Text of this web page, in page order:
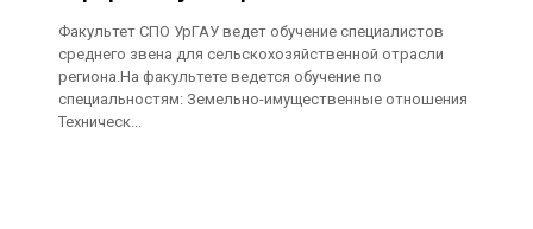
Факультет СПО УрГАУ ведет обучение специалистов
среднего звена для сельскохозяйственной отрасли
региона.На факультете ведется обучение по
специальностям: Земельно-имущественные отношения
Техническ...